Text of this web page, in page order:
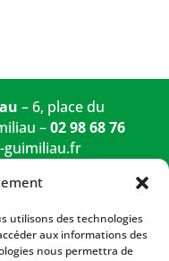
utilisons des technologies
aux informations des
nous permettra de
– 6, place du
–02 98 68 76
guimiliau.fr